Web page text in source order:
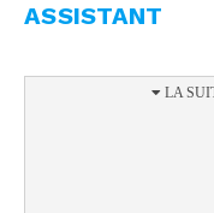
ASSISTANT